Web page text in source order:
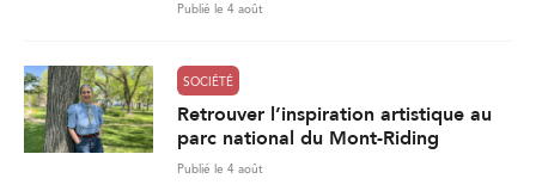
Publié le 4 août
SOCIÉTÉ
Retrouver l’inspiration artistique au
parc national du Mont-Riding
Publié le 4 août